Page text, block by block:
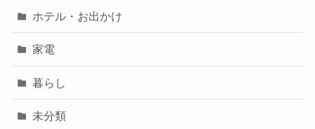
ホテル・お出かけ
家電
暮らし
未分類